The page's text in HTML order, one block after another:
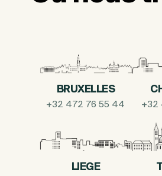
BRUXELLES
+32 472 76 55 44 +32
LIEGE